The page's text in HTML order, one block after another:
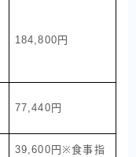
184,800円
77,440円
39,600円※食事指